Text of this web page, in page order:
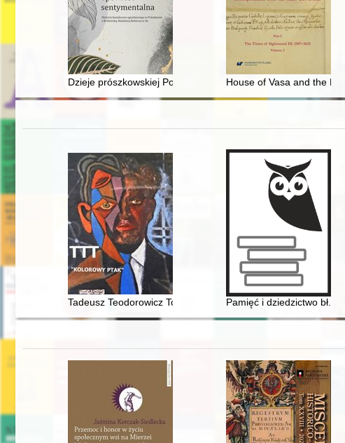
Dzieje prószkowskiej Pomologii : opowieść sentymentalna :
House of Vasa and the
Tadeusz Teodorowicz Todorowski : TTT : "kolorowy ptak" :
Pamięć i dziedzictwo bł.